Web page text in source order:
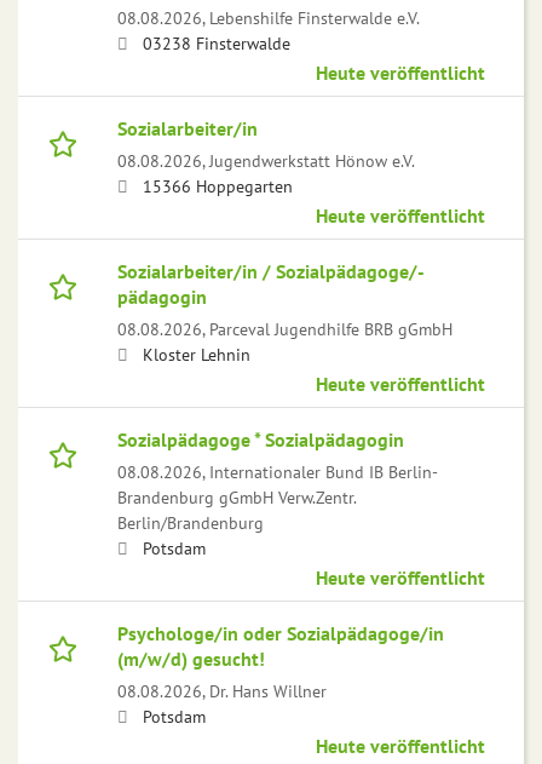
08.08.2026, Lebenshilfe Finsterwalde e.V.
03238 Finsterwalde
Heute veröffentlicht
Sozialarbeiter/in
08.08.2026,Jugendwerkstatt Hönow e.V.
15366 Hoppegarten
Heute veröffentlicht
Sozialarbeiter/in / Sozialpädagoge/-
pädagogin
08.08.2026, Parceval Jugendhilfe BRB gGmbH
Kloster Lehnin
Heute veröffentlicht
Sozialpädagoge * Sozialpädagogin
08.08.2026, Internationaler Bund IB Berlin-
Brandenburg gGmbH Verw.Zentr.
Berlin/Brandenburg
Potsdam
Heute veröffentlicht
Psychologe/in oder Sozialpädagoge/in
(m/w/d) gesucht!
08.08.2026, Dr. Hans Willner
Potsdam
Heute veröffentlicht